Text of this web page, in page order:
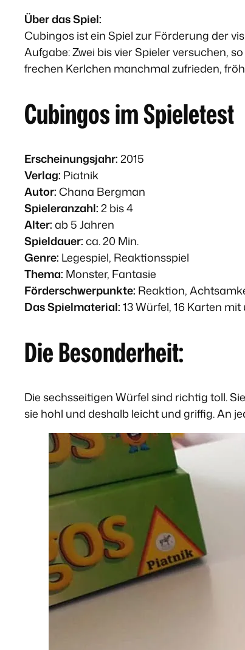
Über das Spiel:
Cubingos ist ein Spiel zur Förderung der
Aufgabe: Zwei bis vier Spieler versuchen,
frechen Kerlchen manchmal zufrieden,
Cubingos im Spieletest
Erscheinungsjahr:2015
Verlag: Piatnik
Autor:Chana Bergman
Spieleranzahl:2 bis 4
Alter:ab 5 Jahren
Spieldauer:ca. 20 Min.
Genre: Legespiel, Reaktionsspiel
Thema: Monster, Fantasie
Förderschwerpunkte: Reaktion,
Das Spielmaterial:13 Würfel, 16 Karten
Die Besonderheit:
Die sechsseitigen Würfel sind richtig toll.
sie hohl und deshalb leicht und griffig. An